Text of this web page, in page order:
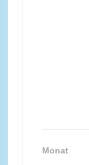
Monat